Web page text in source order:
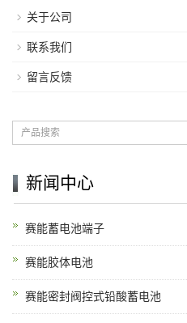
关于公司
联系我们
留言反馈
新闻中心
赛能蓄电池端子
赛能胶体电池
赛能密封阀控式铅酸蓄电池